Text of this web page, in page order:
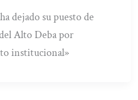
dejado su puesto de
Alto Deba por
institucional»